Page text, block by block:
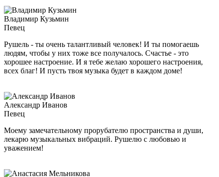
Владимир Кузьмин
Певец
Рушель - ты очень талантливый человек! И ты помогаешь
людям, чтобы у них тоже все получалось. Счастье - это
хорошее настроение. И я тебе желаю хорошего настроения,
всех благ! И пусть твоя музыка будет в каждом доме!
Александр Иванов
Певец
Моему замечательному прорубателю пространства и души,
лекарю музыкальных вибраций. Рушелю с любовью и
уважением!